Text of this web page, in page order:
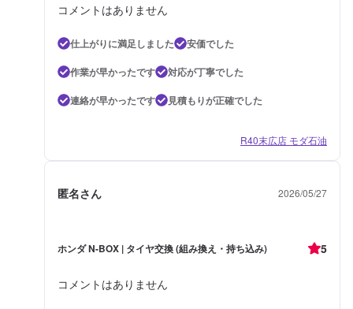
コメントはありません
仕上がりに満足しました
安価でした
作業が早かったです
対応が丁寧でした
連絡が早かったです
見積もりが正確でした
R40末広店 モダ石油
匿名さん 2026/05/27
ホンダ N-BOX | タイヤ交換 (組み換え・持ち込み) 5
コメントはありません